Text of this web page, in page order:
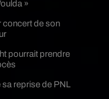
»
concert de son
pourrait prendre
sa reprise de PNL